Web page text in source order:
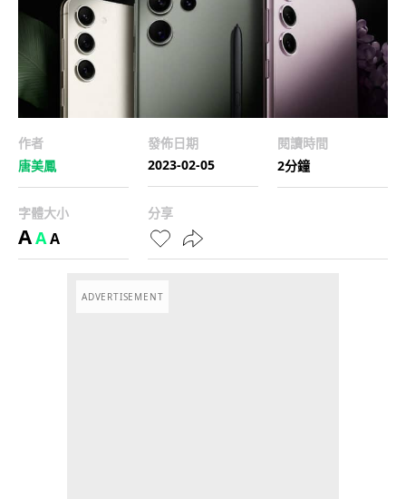
作者
唐美鳳
發佈日期
2023-02-05
閱讀時間
2分鐘
字體大小
AAA
分享
ADVERTISEMENT